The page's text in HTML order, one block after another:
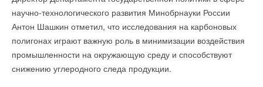
научно-технологического развития Минобрнауки России
Антон Шашкин отметил, что исследования на карбоновых
полигонах играют важную роль в минимизации воздействия
промышленности на окружающую среду и способствуют
снижению углеродного следа продукции.
При этом в АРВЭ ожидают, что по итогам текущего года эти
три региона останутся лидерами по объему мощности
возобновляемой генерации в России.
Совокупная установленная мощность возобновляемых
→
Запорные клапаны Ридан для систем холодоснабжения
одобрены сертификатом РМРС
НОВОСТИ СОК 6 АВГУСТА 2026